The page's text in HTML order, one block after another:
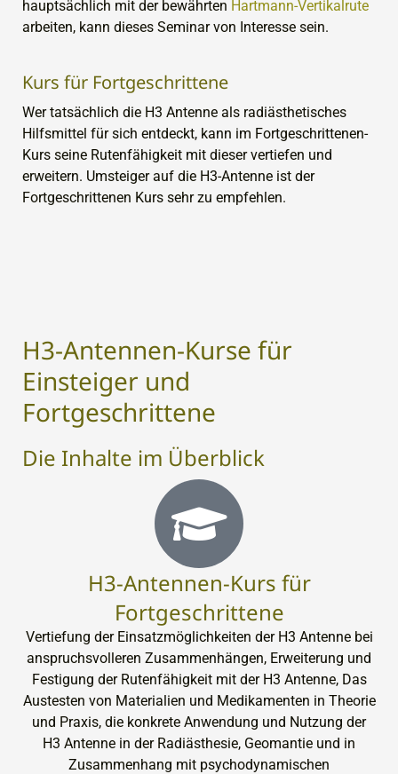
hauptsächlich mit der bewährten Hartmann-Vertikalrute
arbeiten, kann dieses Seminar von Interesse sein.
Kurs für Fortgeschrittene
Wer tatsächlich die H3 Antenne als radiästhetisches
Hilfsmittel für sich entdeckt, kann im Fortgeschrittenen-
Kurs seine Rutenfähigkeit mit dieser vertiefen und
erweitern. Umsteiger auf die H3-Antenne ist der
Fortgeschrittenen Kurs sehr zu empfehlen.
H3-Antennen-Kurse für
Einsteiger und
Fortgeschrittene
Die Inhalte im Überblick
H3-Antennen-Kurs für
Fortgeschrittene
Vertiefung der Einsatzmöglichkeiten der H3 Antenne bei
anspruchsvolleren Zusammenhängen, Erweiterung und
Festigung der Rutenfähigkeit mit der H3 Antenne, Das
Austesten von Materialien und Medikamenten in Theorie
und Praxis, die konkrete Anwendung und Nutzung der
H3 Antenne in der Radiästhesie, Geomantie und in
Zusammenhang mit psychodynamischen